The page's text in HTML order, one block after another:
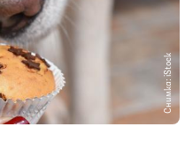
Снимка: iStock